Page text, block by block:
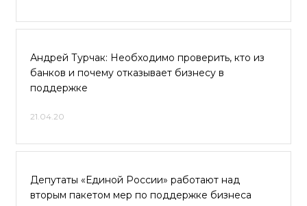
Андрей Турчак: Необходимо проверить, кто из
банков и почему отказывает бизнесу в
поддержке
21.04.20
Депутаты «Единой России» работают над
вторым пакетом мер по поддержке бизнеса